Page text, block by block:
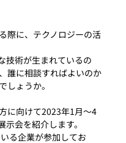
際に、テクノロジーの活
技術が生まれているの
誰に相談すればよいのか
しょうか。
に向けて2023年1月～4
示会を紹介します。